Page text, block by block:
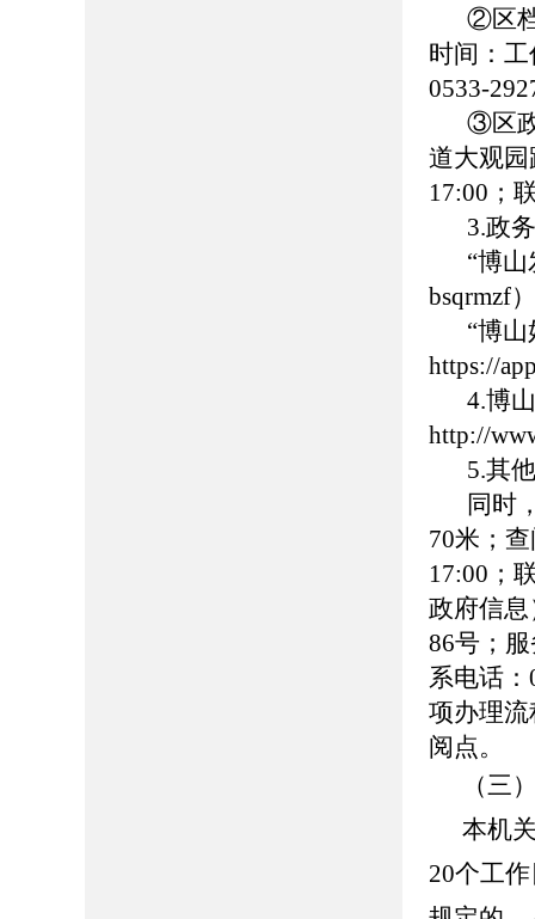
②区
时间：
0533-
③区
道大观
17:00；
3.政
“博
bsqrmzf
“博
https://
4.博
http://
5.其
同时
70米；
17:00；
政府信
86号；
系电话
项办理
阅点。
（三
本机
20个工